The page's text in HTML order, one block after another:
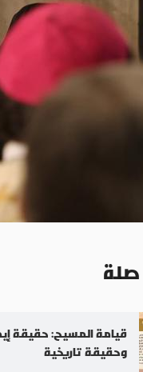
صلة
قيامة المسيح: حقيقة
وحقيقة تاريخية